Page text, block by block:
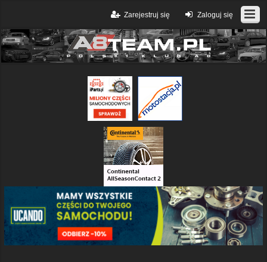
Zaloguj się
Zarejestruj się